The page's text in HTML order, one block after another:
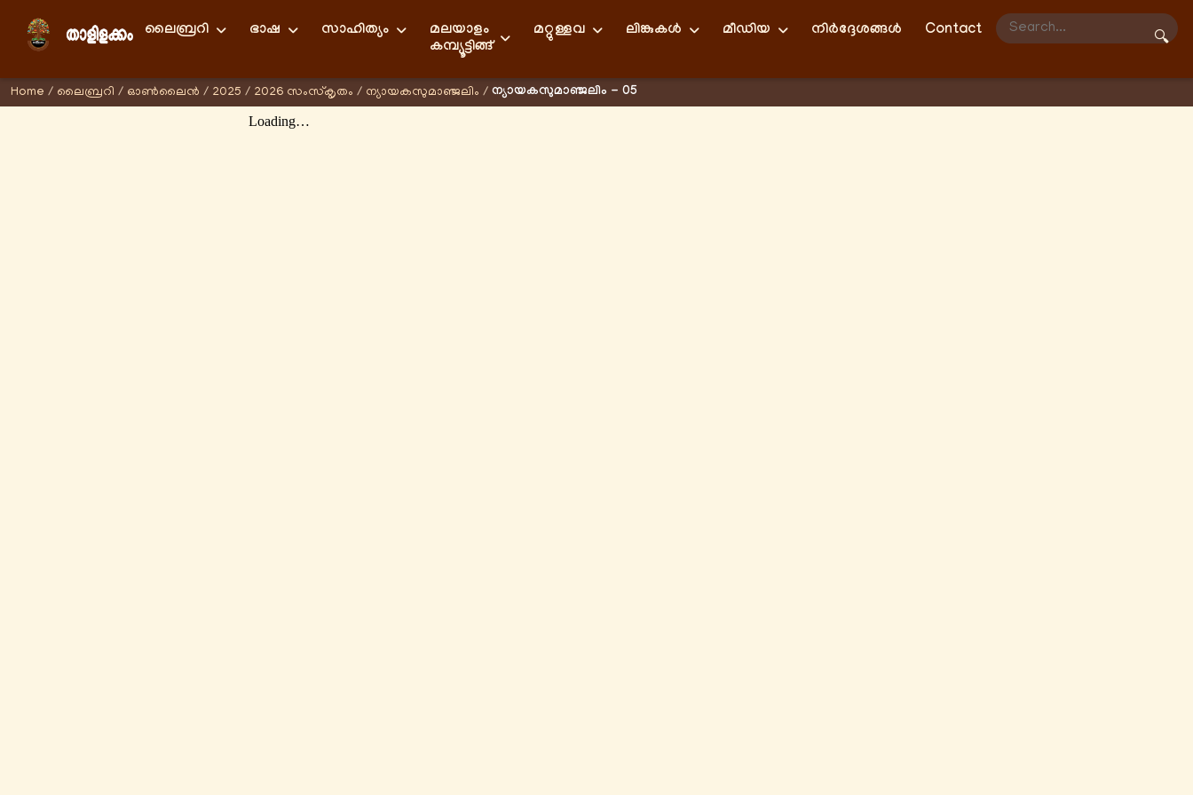
ലൈബ്രറി ഭാഷ സാഹിത്യം
മലയാളം
കമ്പ്യൂട്ടിങ്ങ്
മറ്റുള്ളവ ലിങ്കുകള്‍ മീഡിയ നിർദ്ദേശങ്ങൾ Contact
🔍
Home / ലൈബ്രറി / ഓണ്‍ലൈന്‍ / 2025 / 2026 സംസ്കൃതം / ന്യായകസുമാഞ്ജലിം / ന്യായകസുമാഞ്ജലിം - 05